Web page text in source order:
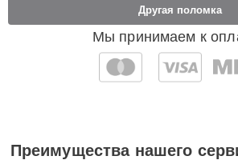
Мы принимаем к
Другая поломка
Преимущества нашего